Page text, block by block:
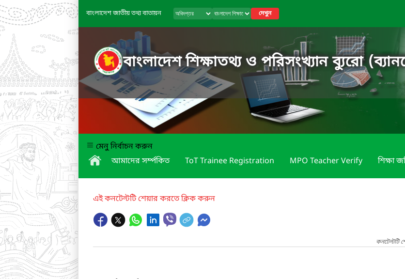
বাংলাদেশ জাতীয় তথ্য বাতায়ন দেখুন
বাংলাদেশ শিক্ষাতথ্য ও পরিসংখ্যান ব্যুরো
মেনু নির্বাচন করুন
আমাদের সর্ম্পকিত
ToT Trainee Registration MPO Teacher Verify শিক্ষা
এই কনটেন্টটি শেয়ার করতে ক্লিক করুন
কনটেন্টটি